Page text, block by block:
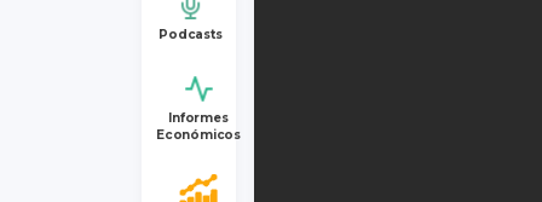
Podcasts
Informes
Económicos